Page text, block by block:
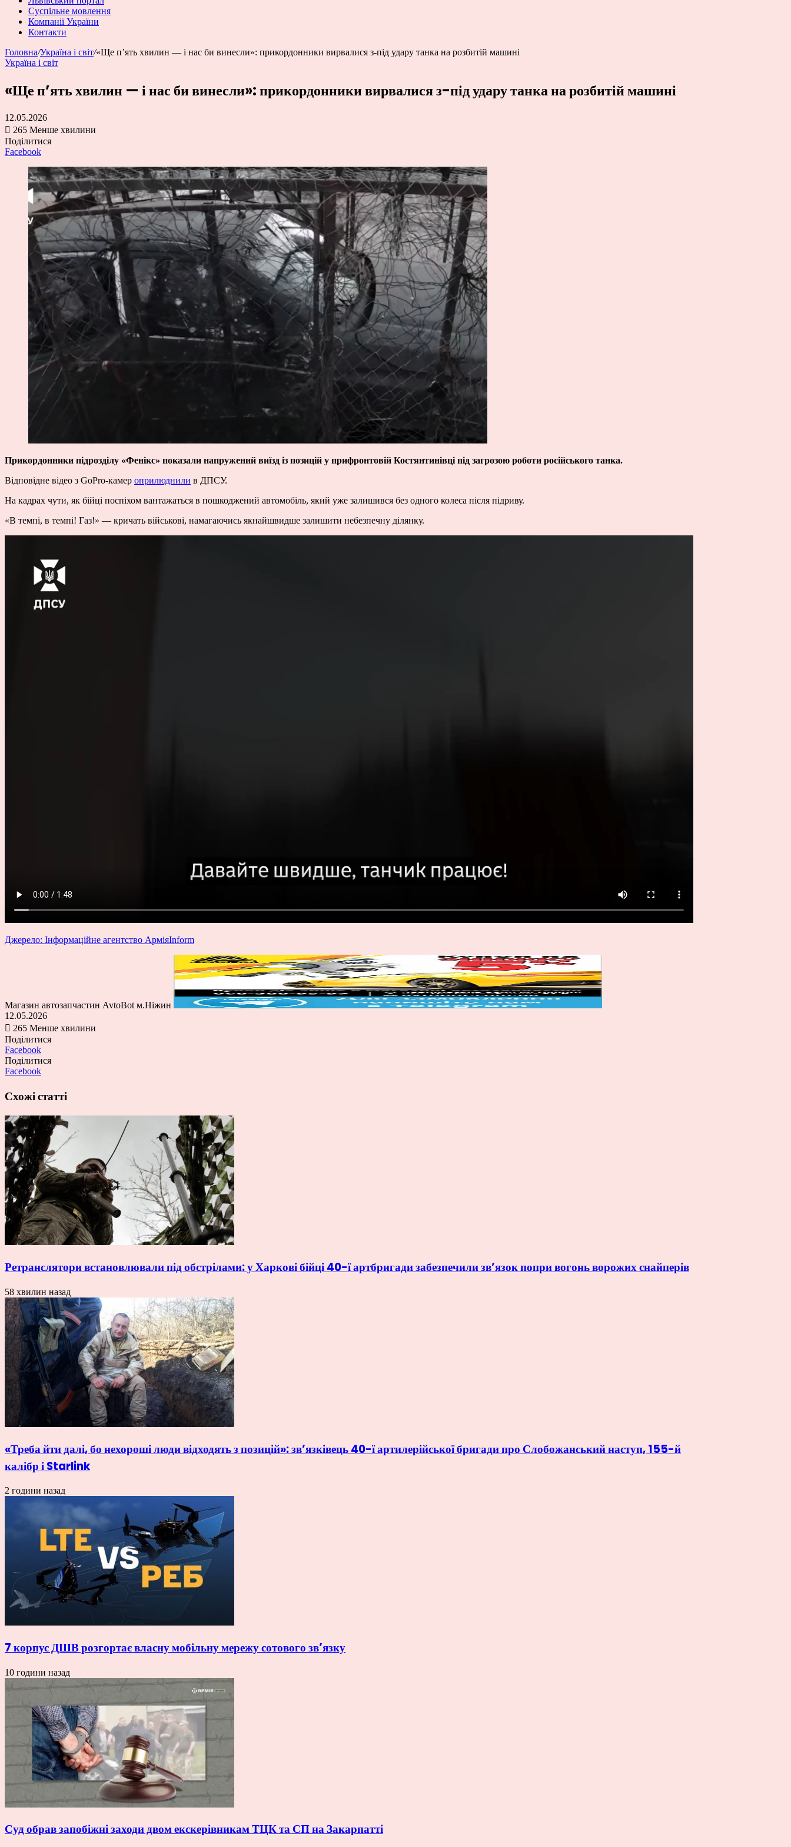
Суспільне мовлення
Компанії України
Контакти
Головна/Україна і світ/«Ще п’ять хвилин — і нас би винесли»: прикордонники вирвалися з-під удару танка на розбитій машині
Україна і світ
«Ще п’ять хвилин — і нас би винесли»: прикордонники вирвалися з-під удару танка на розбитій машині
12.05.2026
265 Менше хвилини
Поділитися
Facebook
Прикордонники підрозділу «Фенікс» показали напружений виїзд із позицій у прифронтовій Костянтинівці під загрозою роботи російського танка.
Відповідне відео з GoPro-камер оприлюднили в ДПСУ.
На кадрах чути, як бійці поспіхом вантажаться в пошкоджений автомобіль, який уже залишився без одного колеса після підриву.
«В темпі, в темпі! Газ!» — кричать військові, намагаючись якнайшвидше залишити небезпечну ділянку.
Джерело: Інформаційне агентство АрміяInform
Магазин автозапчастин AvtoBot м.Ніжин
12.05.2026
265 Менше хвилини
Поділитися
Facebook
Поділитися
Facebook
Схожі статті
Ретранслятори встановлювали під обстрілами: у Харкові бійці 40-ї артбригади забезпечили зв’язок попри вогонь ворожих снайперів
58 хвилин назад
«Треба йти далі, бо нехороші люди відходять з позицій»: зв’язківець 40-ї артилерійської бригади про Слобожанський наступ, 155-й
калібр і Starlink
2 години назад
7 корпус ДШВ розгортає власну мобільну мережу сотового зв’язку
10 години назад
Суд обрав запобіжні заходи двом екскерівникам ТЦК та СП на Закарпатті